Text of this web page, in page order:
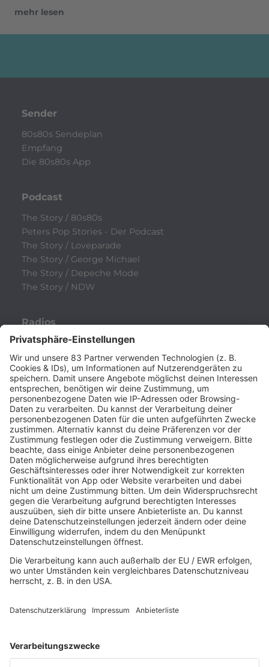
mehr lesen
Sender
80s80s Sendeplan
Empfang
Die 80s80s App
Podcast
The Story / 80s80s
Peters Pop Stories - Der Podcast
The Story / Loveparade
The Story / George Michael
The Story / Depeche Mode
The Story / NDW
Radios
80s80s
80s80s ALTERNATIVE
80s80s BOWIE
80s80s BREAKDANCE
80s80s DANCE
80s80s DARK WAVE
80s80s DEPECHE MODE
80s80s DEUTSCH
80s80s DINNERPARTY
80s80s EBM
80s80s FREESTYLE
80s80s FUNK & SOUL
80s80s HIPHOP
80s80s IN THE MIX
80s80s ITALO DISCO
80s80s ITALO DISCO IN THE MIX
80s80s JACKSON
80s80s LIVE
80s80s MAXIS
80s80s PARTY
80s80s POP STORIES